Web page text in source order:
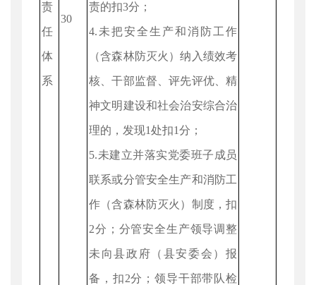
责
任
体
系
30
责的扣3分；
4.未把安全生产和消防工作
（含森林防灭火）纳入绩效考
核、干部监督、评先评优、精
神文明建设和社会治安综合治
理的，发现1处扣1分；
5.未建立并落实党委班子成员
联系或分管安全生产和消防工
作（含森林防灭火）制度，扣
2分；分管安全生产领导调整
未向县政府（县安委会）报
备，扣2分；领导干部带队检